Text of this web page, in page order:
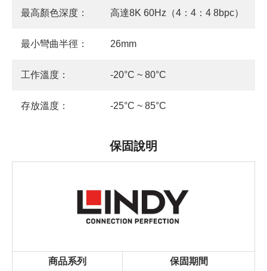
最高顏色深度： 高達8K 60Hz（4：4：4 8bpc）
最小彎曲半徑： 26mm
工作溫度： -20°C ~ 80°C
存放溫度： -25°C ~ 85°C
保固說明
商品系列
保固期間